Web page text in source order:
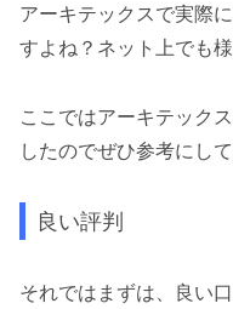
アーキテックスで実際
すよね？ネット上でも
ここではアーキテック
したのでぜひ参考にし
良い評判
それではまずは、良い